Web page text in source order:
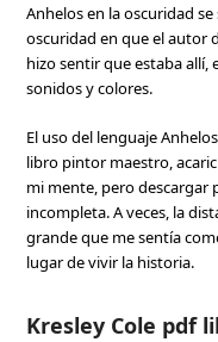
Anhelos en la oscuridad
oscuridad en que el autor
hizo sentir que estaba allí,
sonidos y colores.
El uso del lenguaje
libro pintor maestro,
mi mente, pero descargar
incompleta. A veces, la
grande que me sentía
lugar de vivir la historia.
Kresley Cole pdf